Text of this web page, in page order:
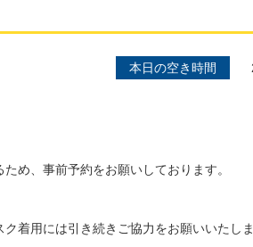
本日の空き時間
め、事前予約をお願いしております。
着用には引き続きご協力をお願いいたしま